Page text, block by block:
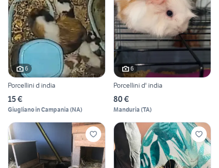
6
Porcellini d india
15 €
Giugliano in Campania (NA)
6
Porcellini d' india
80 €
Manduria (TA)